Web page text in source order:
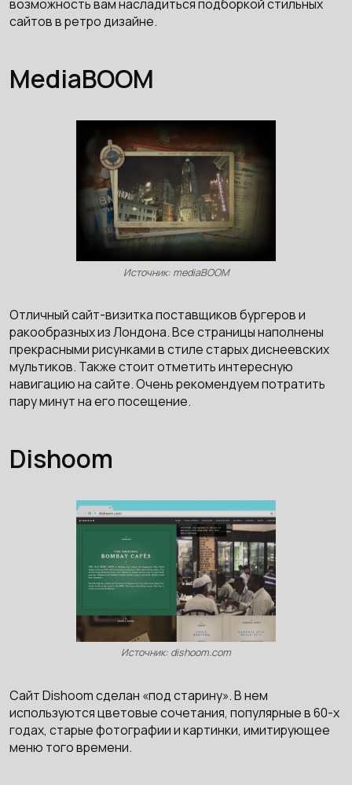
возможность вам насладиться подборкой стильных
сайтов в ретро дизайне.
MediaBOOM
Источник: mediaBOOM
Отличный сайт-визитка поставщиков бургеров и
ракообразных из Лондона. Все страницы наполнены
прекрасными рисунками в стиле старых диснеевских
мультиков. Также стоит отметить интересную
навигацию на сайте. Очень рекомендуем потратить
пару минут на его посещение.
Dishoom
Источник: dishoom.com
Сайт Dishoom сделан «под старину». В нем
используются цветовые сочетания, популярные в 60-х
годах, старые фотографии и картинки, имитирующее
меню того времени.